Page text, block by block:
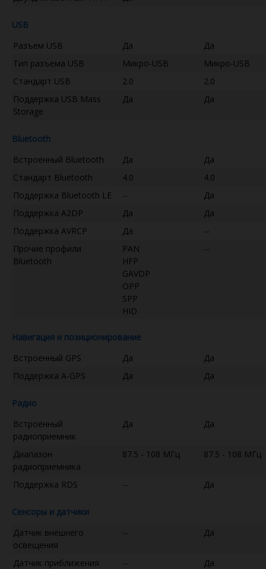
USB
Разъем USB
Да
Да
Тип разъема USB
Микро-USB
Микро-USB
Стандарт USB
2.0
2.0
Поддержка USB Mass
Storage
Да Да
Bluetooth
Встроенный Bluetooth
Да
Да
Стандарт Bluetooth
4.0
4.0
Поддержка Bluetooth LE
--
Да
Поддержка A2DP
Да
Да
Поддержка AVRCP
Да
--
Прочие профили
Bluetooth
PAN
HFP
GAVDP
OPP
SPP
HID
--
Навигация и позиционирование
Встроенный GPS
Да
Да
Поддержка A-GPS
Да Да
Радио
Встроенный
радиоприемник
Да Да
Диапазон
радиоприемника
87.5 - 108 МГц 87.5 - 108 МГц
Поддержка RDS -- Да
Сенсоры и датчики
Датчик внешнего
освещения
-- Да
Датчик приближения --
Да